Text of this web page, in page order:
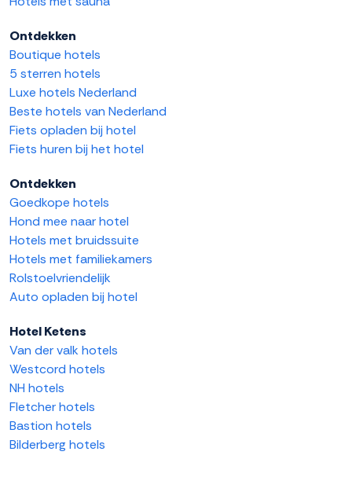
Ontdekken
Boutique hotels
5 sterren hotels
Luxe hotels Nederland
Beste hotels van Nederland
Fiets opladen bij hotel
Fiets huren bij het hotel
Ontdekken
Goedkope hotels
Hond mee naar hotel
Hotels met bruidssuite
Hotels met familiekamers
Rolstoelvriendelijk
Auto opladen bij hotel
Hotel Ketens
Van der valk hotels
Westcord hotels
NH hotels
Fletcher hotels
Bastion hotels
Bilderberg hotels